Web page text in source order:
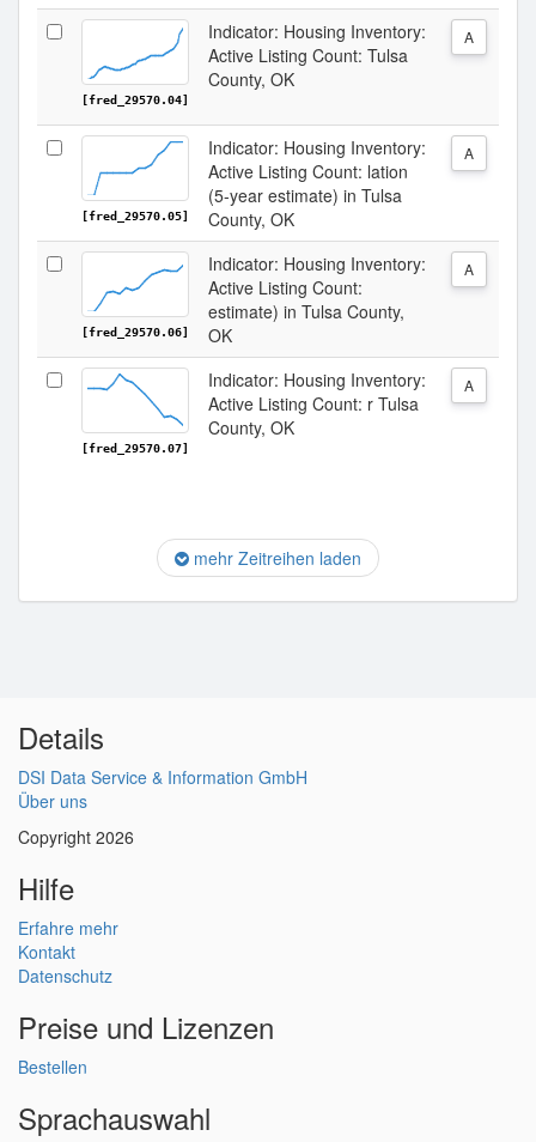
[fred_29570.04]
Indicator: Housing Inventory:
Active Listing Count: Tulsa
County, OK
A
[fred_29570.05]
Indicator: Housing Inventory:
Active Listing Count: lation
(5-year estimate) in Tulsa
County, OK
A
[fred_29570.06]
Indicator: Housing Inventory:
Active Listing Count:
estimate) in Tulsa County,
OK
A
[fred_29570.07]
Indicator: Housing Inventory:
Active Listing Count: r Tulsa
County, OK
A
mehr Zeitreihen laden
Details
DSI Data Service & Information GmbH
Über uns
Copyright 2026
Hilfe
Erfahre mehr
Kontakt
Datenschutz
Preise und Lizenzen
Bestellen
Sprachauswahl